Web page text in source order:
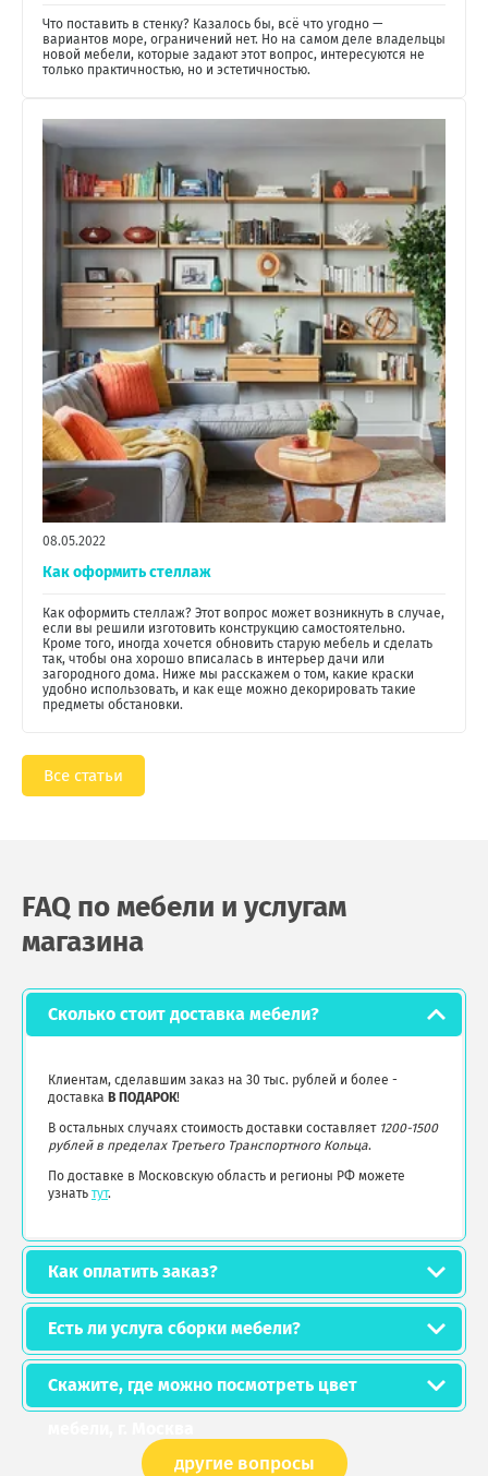
Что поставить в стенку? Казалось бы, всё что угодно —
вариантов море, ограничений нет. Но на самом деле владельцы
новой мебели, которые задают этот вопрос, интересуются не
только практичностью, но и эстетичностью.
08.05.2022
Как оформить стеллаж
Как оформить стеллаж? Этот вопрос может возникнуть в случае,
если вы решили изготовить конструкцию самостоятельно.
Кроме того, иногда хочется обновить старую мебель и сделать
так, чтобы она хорошо вписалась в интерьер дачи или
загородного дома. Ниже мы расскажем о том, какие краски
удобно использовать, и как еще можно декорировать такие
предметы обстановки.
Все статьи
FAQ по мебели и услугам
магазина
Сколько стоит доставка мебели?
Клиентам, сделавшим заказ на 30 тыс. рублей и более -
доставка В ПОДАРОК!
В остальных случаях стоимость доставки составляет 1200-1500
рублей в пределах Третьего Транспортного Кольца.
По доставке в Московскую область и регионы РФ можете
узнать тут.
Как оплатить заказ?
Есть ли услуга сборки мебели?
Скажите, где можно посмотреть цвет
другие вопросы